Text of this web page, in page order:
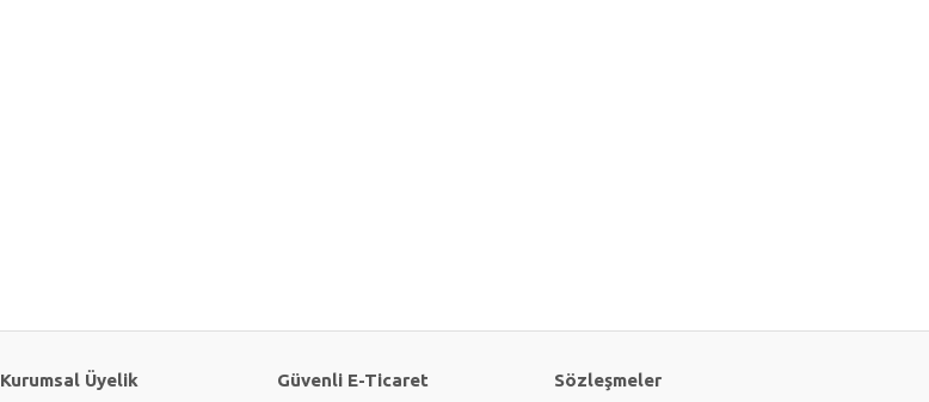
Kurumsal Üyelik Güvenli E-Ticaret Sözleşmeler